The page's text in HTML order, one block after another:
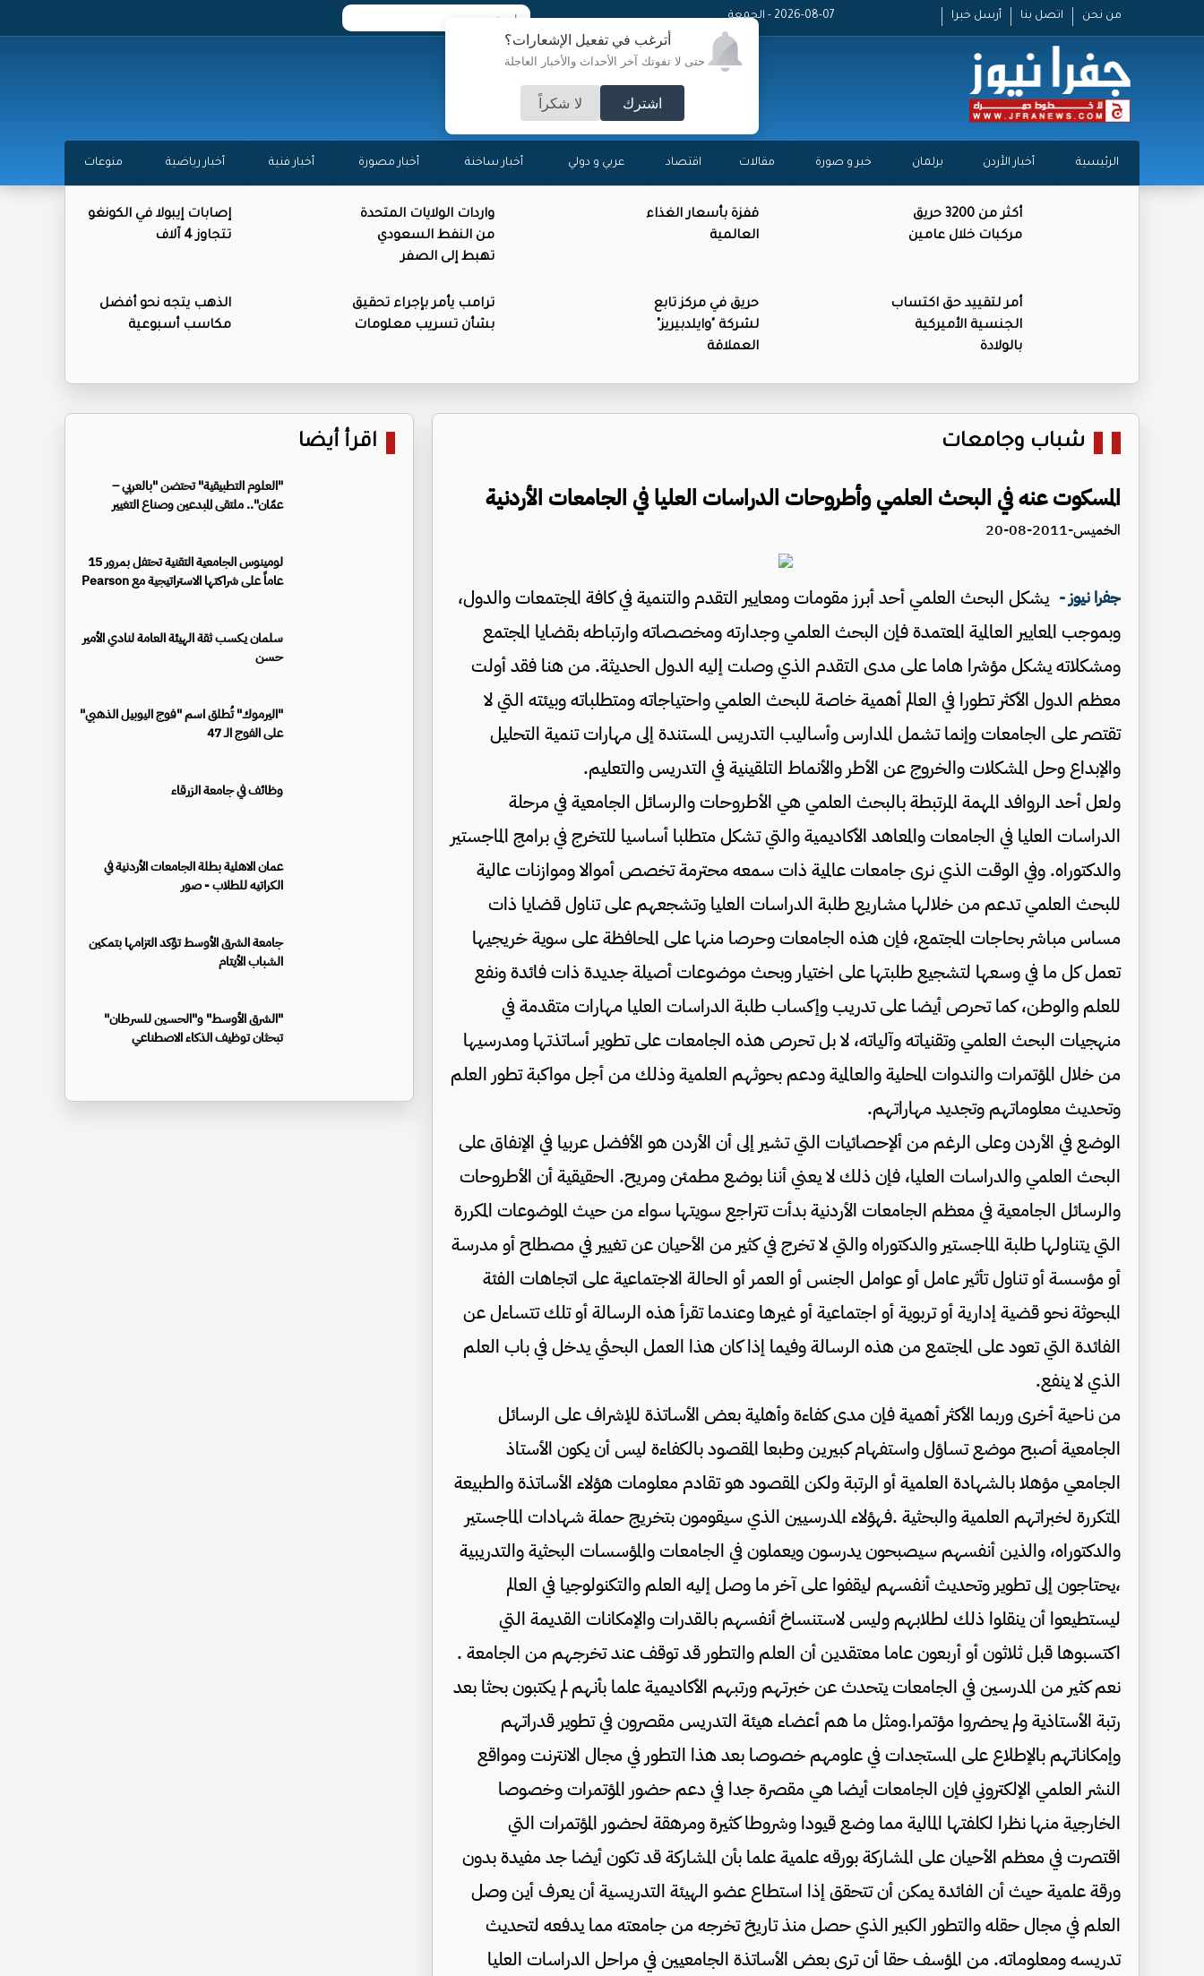
أترغب في تفعيل الإشعارات؟
حتى لا تفوتك آخر الأحداث والأخبار العاجلة
اشترك لا شكراً
من نحن اتصل بنا أرسل خبرا 2026-08-07 - الجمعة
الرئيسية أخبار الأردن برلمان خبر و صورة مقالات اقتصاد عربي و دولي أخبار ساخنة أخبار مصورة أخبار فنية أخبار رياضية منوعات
أكثر من 3200 حريق
مركبات خلال عامين
قفزة بأسعار الغذاء
العالمية
واردات الولايات المتحدة
من النفط السعودي
تهبط إلى الصفر
إصابات إيبولا في الكونغو
تتجاوز 4 آلاف
أمر لتقييد حق اكتساب
الجنسية الأميركية
بالولادة
حريق في مركز تابع
لشركة "وايلدبيريز"
العملاقة
ترامب يأمر بإجراء تحقيق
بشأن تسريب معلومات
الذهب يتجه نحو أفضل
مكاسب أسبوعية
شباب وجامعات
المسكوت عنه في البحث العلمي وأطروحات الدراسات العليا في الجامعات الأردنية
الخميس-2011-08-20
جفرا نيوز - يشكل البحث العلمي أحد أبرز مقومات ومعايير التقدم والتنمية في كافة المجتمعات والدول،
وبموجب المعايير العالمية المعتمدة فإن البحث العلمي وجدارته ومخصصاته وارتباطه بقضايا المجتمع
ومشكلاته يشكل مؤشرا هاما على مدى التقدم الذي وصلت إليه الدول الحديثة. من هنا فقد أولت
معظم الدول الأكثر تطورا في العالم أهمية خاصة للبحث العلمي واحتياجاته ومتطلباته وبيئته التي لا
تقتصر على الجامعات وإنما تشمل المدارس وأساليب التدريس المستندة إلى مهارات تنمية التحليل
والإبداع وحل المشكلات والخروج عن الأطر والأنماط التلقينية في التدريس والتعليم.
ولعل أحد الروافد المهمة المرتبطة بالبحث العلمي هي الأطروحات والرسائل الجامعية في مرحلة
الدراسات العليا في الجامعات والمعاهد الأكاديمية والتي تشكل متطلبا أساسيا للتخرج في برامج الماجستير
والدكتوراه. وفي الوقت الذي نرى جامعات عالمية ذات سمعه محترمة تخصص أموالا وموازنات عالية
للبحث العلمي تدعم من خلالها مشاريع طلبة الدراسات العليا وتشجعهم على تناول قضايا ذات
مساس مباشر بحاجات المجتمع، فإن هذه الجامعات وحرصا منها على المحافظة على سوية خريجيها
تعمل كل ما في وسعها لتشجيع طلبتها على اختيار وبحث موضوعات أصيلة جديدة ذات فائدة ونفع
للعلم والوطن، كما تحرص أيضا على تدريب وإكساب طلبة الدراسات العليا مهارات متقدمة في
منهجيات البحث العلمي وتقنياته وآلياته، لا بل تحرص هذه الجامعات على تطوير أساتذتها ومدرسيها
من خلال المؤتمرات والندوات المحلية والعالمية ودعم بحوثهم العلمية وذلك من أجل مواكبة تطور العلم
وتحديث معلوماتهم وتجديد مهاراتهم.
الوضع في الأردن وعلى الرغم من ألإحصائيات التي تشير إلى أن الأردن هو الأفضل عربيا في الإنفاق على
البحث العلمي والدراسات العليا، فإن ذلك لا يعني أننا بوضع مطمئن ومريح. الحقيقية أن الأطروحات
والرسائل الجامعية في معظم الجامعات الأردنية بدأت تتراجع سويتها سواء من حيث الموضوعات المكررة
التي يتناولها طلبة الماجستير والدكتوراه والتي لا تخرج في كثير من الأحيان عن تغيير في مصطلح أو مدرسة
أو مؤسسة أو تناول تأثير عامل أو عوامل الجنس أو العمر أو الحالة الاجتماعية على اتجاهات الفئة
المبحوثة نحو قضية إدارية أو تربوية أو اجتماعية أو غيرها وعندما تقرأ هذه الرسالة أو تلك تتساءل عن
الفائدة التي تعود على المجتمع من هذه الرسالة وفيما إذا كان هذا العمل البحثي يدخل في باب العلم
الذي لا ينفع.
من ناحية أخرى وربما الأكثر أهمية فإن مدى كفاءة وأهلية بعض الأساتذة للإشراف على الرسائل
الجامعية أصبح موضع تساؤل واستفهام كبيرين وطبعا المقصود بالكفاءة ليس أن يكون الأستاذ
الجامعي مؤهلا بالشهادة العلمية أو الرتبة ولكن المقصود هو تقادم معلومات هؤلاء الأساتذة والطبيعة
المتكررة لخبراتهم العلمية والبحثية .فهؤلاء المدرسيين الذي سيقومون بتخريج حملة شهادات الماجستير
والدكتوراه، والذين أنفسهم سيصبحون يدرسون ويعملون في الجامعات والمؤسسات البحثية والتدريبية
،يحتاجون إلى تطوير وتحديث أنفسهم ليقفوا على آخر ما وصل إليه العلم والتكنولوجيا في العالم
ليستطيعوا أن ينقلوا ذلك لطلابهم وليس لاستنساخ أنفسهم بالقدرات والإمكانات القديمة التي
اكتسبوها قبل ثلاثون أو أربعون عاما معتقدين أن العلم والتطور قد توقف عند تخرجهم من الجامعة .
نعم كثير من المدرسين في الجامعات يتحدث عن خبرتهم ورتبهم الأكاديمية علما بأنهم لم يكتبون بحثا بعد
رتبة الأستاذية ولم يحضروا مؤتمرا.ومثل ما هم أعضاء هيئة التدريس مقصرون في تطوير قدراتهم
وإمكاناتهم بالإطلاع على المستجدات في علومهم خصوصا بعد هذا التطور في مجال الانترنت ومواقع
النشر العلمي الإلكتروني فإن الجامعات أيضا هي مقصرة جدا في دعم حضور المؤتمرات وخصوصا
الخارجية منها نظرا لكلفتها المالية مما وضع قيودا وشروطا كثيرة ومرهقة لحضور المؤتمرات التي
اقتصرت في معظم الأحيان على المشاركة بورقه علمية علما بأن المشاركة قد تكون أيضا جد مفيدة بدون
ورقة علمية حيث أن الفائدة يمكن أن تتحقق إذا استطاع عضو الهيئة التدريسية أن يعرف أين وصل
العلم في مجال حقله والتطور الكبير الذي حصل منذ تاريخ تخرجه من جامعته مما يدفعه لتحديث
تدريسه ومعلوماته. من المؤسف حقا أن ترى بعض الأساتذة الجامعيين في مراحل الدراسات العليا
اقرأ أيضا
"العلوم التطبيقية" تحتضن "بالعربي –
عمّان".. ملتقى المبدعين وصناع التغيير
لومينوس الجامعية التقنية تحتفل بمرور 15
عاماً على شراكتها الاستراتيجية مع Pearson
سلمان يكسب ثقة الهيئة العامة لنادي الأمير
حسن
"اليرموك" تُطلق اسم "فوج اليوبيل الذهبي"
على الفوج الـ 47
وظائف في جامعة الزرقاء
عمان الاهلية بطلة الجامعات الأردنية في
الكراتيه للطلاب - صور
جامعة الشرق الأوسط تؤكد التزامها بتمكين
الشباب الأيتام
"الشرق الأوسط" و"الحسين للسرطان"
تبحثان توظيف الذكاء الاصطناعي